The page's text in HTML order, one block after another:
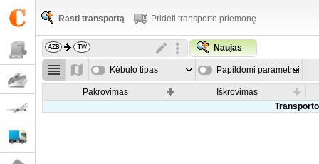
Rasti transportą Pridėti transporto priemonę
Naujas
Kėbulo tipas Papildomi parametrai
Pakrovimas
Iškrovimas